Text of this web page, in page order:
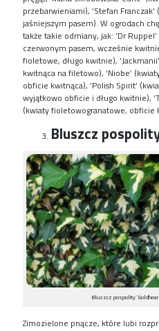
przebarwieniami), ’Stefan
jaśniejszym pasem). W ogrodach
także takie odmiany, jak: ’DrRuppel
czerwonym pasem, wcześnie
fioletowe, długo kwitnie), ’Jackmanii
kwitnąca na filetowo), ’Niobe’
obficie kwitnąca), ’Polish Spirit’
wyjątkowo obficie i długo kwitnie), ’
(kwiatyfioletowogranatowe, obficie
Bluszcz
Bluszcz pospolity
Zimozielone pnącze, które lubi